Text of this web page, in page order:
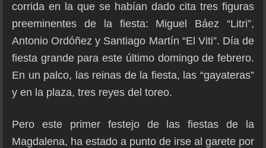
corrida en la que se habían dado cita tres figuras
preeminentes de la fiesta: Miguel Báez “Litri”,
Antonio Ordóñez y Santiago Martín “El Viti”. Día de
fiesta grande para este último domingo de febrero.
En un palco, las reinas de la fiesta, las “gayateras”
y en la plaza, tres reyes del toreo.
Pero este primer festejo de las fiestas de la
Magdalena, ha estado a punto de irse al garete por